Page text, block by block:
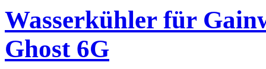
Wasserkühler für
Ghost 6G